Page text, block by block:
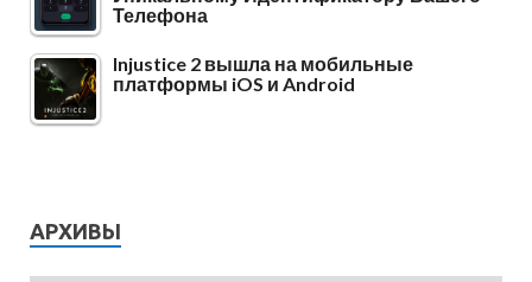
Телефона
Injustice 2 вышла на мобильные
платформы iOS и Android
АРХИВЫ